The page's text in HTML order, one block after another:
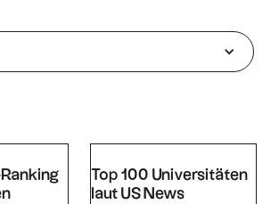
Top 100 Universitäten
laut US News